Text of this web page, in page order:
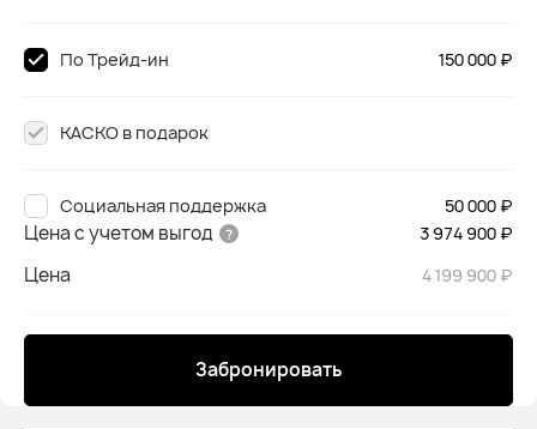
150 000 ₽
По Трейд-ин
КАСКО в подарок
50 000 ₽
Социальная поддержка
Цена с учетом выгод 3 974 900 ₽
Цена 4 199 900 ₽
Забронировать